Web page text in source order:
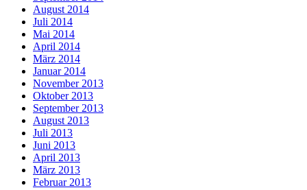
August 2014
Juli 2014
Mai 2014
April 2014
März 2014
Januar 2014
November 2013
Oktober 2013
September 2013
August 2013
Juli 2013
Juni 2013
April 2013
März 2013
Februar 2013